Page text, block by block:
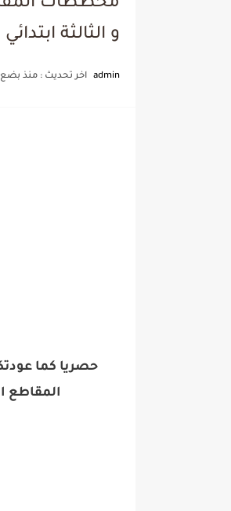
و الثالثة ابتدائي
admin اخر تحديث : منذ بضع
حصريا كما
المقاطع